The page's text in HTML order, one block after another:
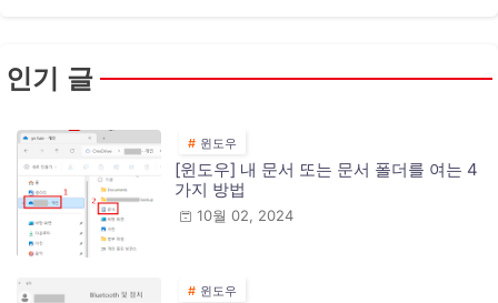
인기 글
윈도우
[윈도우] 내 문서 또는 문서 폴더를 여는 4
가지 방법
10월 02, 2024
윈도우